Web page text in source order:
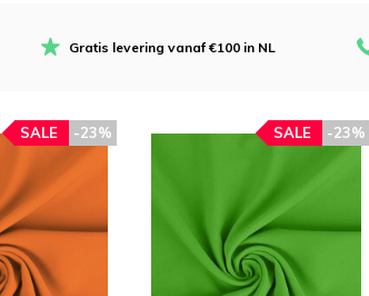
Gratis levering vanaf €100 in NL
-23%
SALE -23%
SALE